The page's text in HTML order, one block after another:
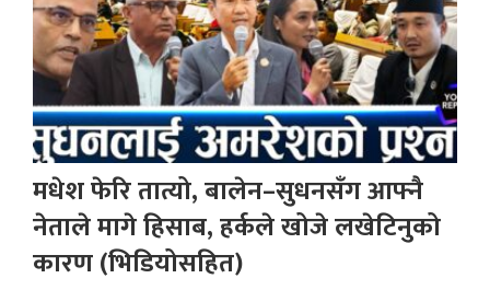
मधेश फेरि तात्यो, बालेन–सुधनसँग आफ्नै
नेताले मागे हिसाब, हर्कले खोजे लखेटिनुको
कारण (भिडियोसहित)